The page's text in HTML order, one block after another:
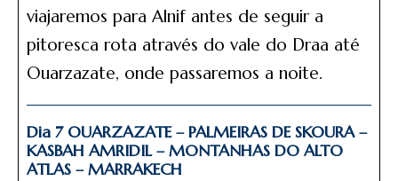
viajaremos para Alnif antes de seguir a
pitoresca rota através do vale do Draa até
Ouarzazate, onde passaremos a noite.
Dia 7 OUARZAZATE – PALMEIRAS DE SKOURA –
KASBAH AMRIDIL – MONTANHAS DO ALTO
ATLAS – MARRAKECH